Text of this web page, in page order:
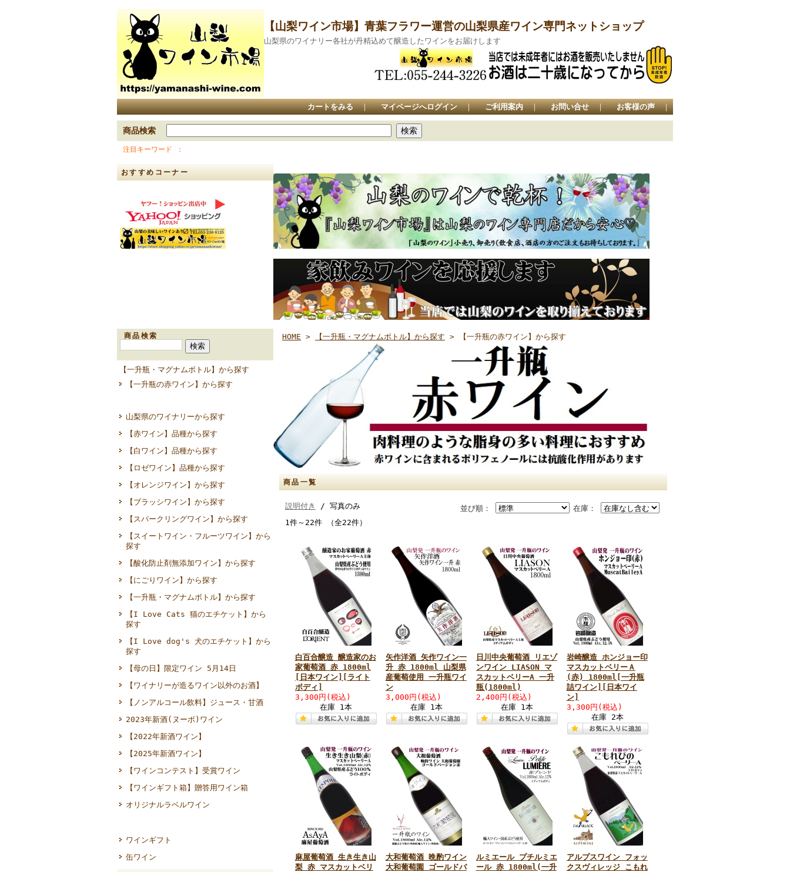
【山梨ワイン市場】青葉フラワー運営の山梨県産ワイン専門ネットショップ
山梨県のワイナリー各社が丹精込めて醸造したワインをお届けします
カートをみる ｜ マイページへログイン ｜ ご利用案内 ｜ お問い合せ ｜ お客様の声 ｜
商品検索
注目キーワード
おすすめコーナー
商品検索
【一升瓶・マグナムボトル】から探す
【一升瓶の赤ワイン】から探す
山梨県のワイナリーから探す
【赤ワイン】品種から探す
【白ワイン】品種から探す
【ロゼワイン】品種から探す
【オレンジワイン】から探す
【ブラッシワイン】から探す
【スパークリングワイン】から探す
【スイートワイン・フルーツワイン】から
探す
【酸化防止剤無添加ワイン】から探す
【にごりワイン】から探す
【一升瓶・マグナムボトル】から探す
【I Love Cats 猫のエチケット】から
探す
【I Love dog's 犬のエチケット】から
探す
【母の日】限定ワイン 5月14日
【ワイナリーが造るワイン以外のお酒】
【ノンアルコール飲料】ジュース・甘酒
2023年新酒(ヌーボ)ワイン
【2022年新酒ワイン】
【2025年新酒ワイン】
【ワインコンテスト】受賞ワイン
【ワインギフト箱】贈答用ワイン箱
オリジナルラベルワイン
ワインギフト
缶ワイン
HOME > 【一升瓶・マグナムボトル】から探す > 【一升瓶の赤ワイン】から探す
商品一覧
在庫：
並び順：
説明付き
/ 写真のみ
1件～22件 （全22件）
白百合醸造 醸造家のお
家葡萄酒 赤 1800ml
[日本ワイン][ライト
ボディ]
3,300円(税込)
在庫 1本
矢作洋酒 矢作ワイン一
升 赤 1800ml 山梨県
産葡萄使用 一升瓶ワイ
ン
3,000円(税込)
在庫 1本
日川中央葡萄酒 リエゾ
ンワイン LIASON マ
スカットベリーA 一升
瓶(1800ml)
2,400円(税込)
在庫 1本
岩崎醸造 ホンジョー印
マスカットベリーＡ
(赤) 1800ml[一升瓶
詰ワイン][日本ワイ
ン]
3,300円(税込)
在庫 2本
麻屋葡萄酒 生き生き山
梨 赤 マスカットベリ
大和葡萄酒 晩酌ワイン
大和葡萄園 ゴールドバ
ルミエール プチルミエ
ール 赤 1800ml(一升
アルプスワイン フォッ
クスヴィレッジ こもれ